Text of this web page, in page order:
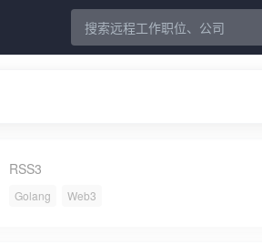
RSS3
Golang Web3